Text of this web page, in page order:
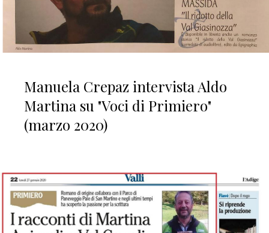
Manuela Crepaz intervista Aldo
Martina su "Voci di Primiero"
(marzo 2020)